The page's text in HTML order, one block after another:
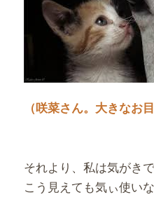
（咲菜さん。大きなお目
それより、私は気がきで
こう見えても気ぃ使い